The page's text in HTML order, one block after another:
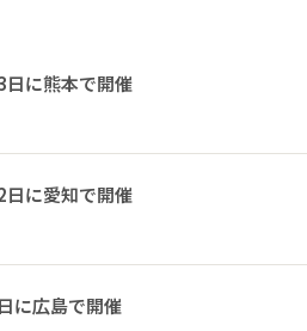
に熊本で開催
に愛知で開催
に広島で開催